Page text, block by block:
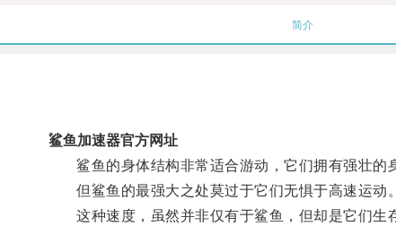
简介
鲨鱼加速器官方网址
鲨鱼的身体结构非常适合游动，它们拥有强壮的
但鲨鱼的最强大之处莫过于它们无惧于高速运动。
这种速度，虽然并非仅有于鲨鱼，但却是它们生